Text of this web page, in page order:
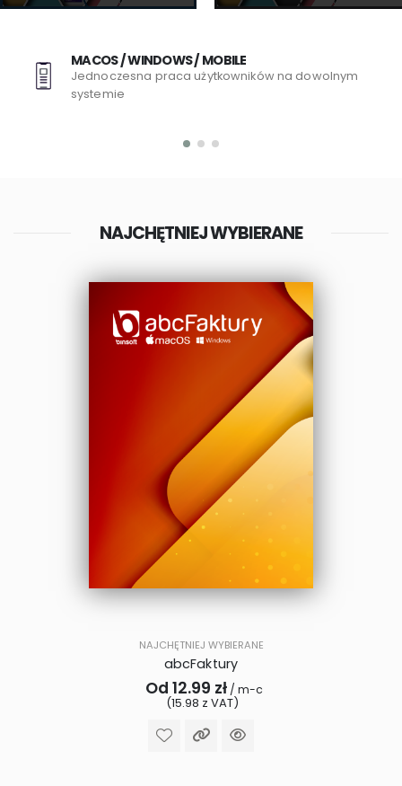
MACOS / WINDOWS / MOBILE
Jednoczesna praca użytkowników na dowolnym
systemie
NAJCHĘTNIEJ WYBIERANE
NAJCHĘTNIEJ WYBIERANE
abcFaktury
Od 12.99 zł / m-c
(15.98 z VAT)